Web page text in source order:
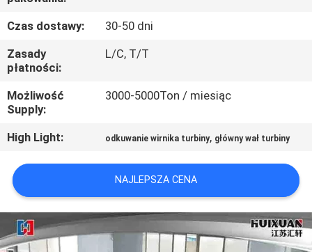
SITEMAP
PRIVACY
POLICY
Czas dostawy:
30-50 dni
Zasady
płatności:
L/C, T/T
Możliwość
Supply:
3000-5000Ton / miesiąc
High Light: odkuwanie wirnika turbiny, główny wał turbiny
NAJLEPSZA CENA